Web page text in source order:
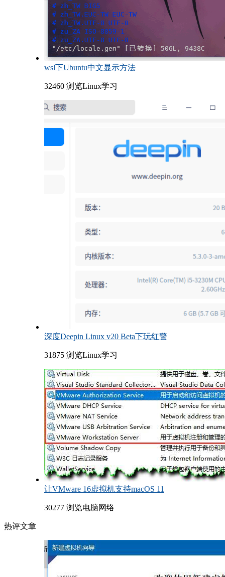
wsl下Ubuntu中文显示方法
32460 浏览Linux学习
深度Deepin Linux v20 Beta下玩红警
31875 浏览Linux学习
让VMware 16虚拟机支持macOS 11
30277 浏览电脑网络
热评文章